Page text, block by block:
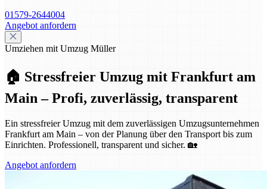
01579-2644004
Angebot anfordern
Umziehen mit Umzug Müller
🏠 Stressfreier Umzug mit Frankfurt am
Main – Profi, zuverlässig, transparent
Ein stressfreier Umzug mit dem zuverlässigen Umzugsunternehmen
Frankfurt am Main – von der Planung über den Transport bis zum
Einrichten. Professionell, transparent und sicher. 🏡
Angebot anfordern